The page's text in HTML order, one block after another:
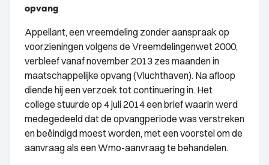
opvang
Appellant, een vreemdeling zonder aanspraak op
voorzieningen volgens de Vreemdelingenwet 2000,
verbleef vanaf november 2013 zes maanden in
maatschappelijke opvang (Vluchthaven). Na afloop
diende hij een verzoek tot continuering in. Het
college stuurde op 4 juli 2014 een brief waarin werd
medegedeeld dat de opvangperiode was verstreken
en beëindigd moest worden, met een voorstel om de
aanvraag als een Wmo-aanvraag te behandelen.